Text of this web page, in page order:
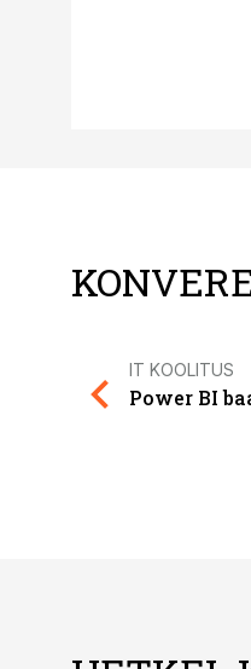
IT KOOLITUS
Power BI